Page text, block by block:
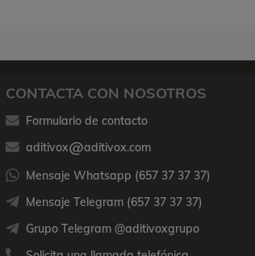
CONTACTA CON NOSOTROS
Formulario de contacto
aditivox
aditivox.com
Mensaje Whatsapp (657 37 37 37)
Mensaje Telegram (657 37 37 37)
Grupo Telegram @aditivoxgrupo